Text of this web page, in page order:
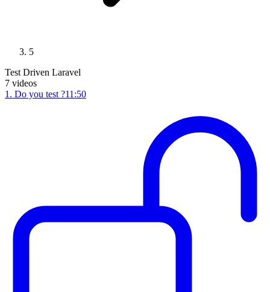
5
Test Driven Laravel
7 videos
1 . Do you test ?11:50